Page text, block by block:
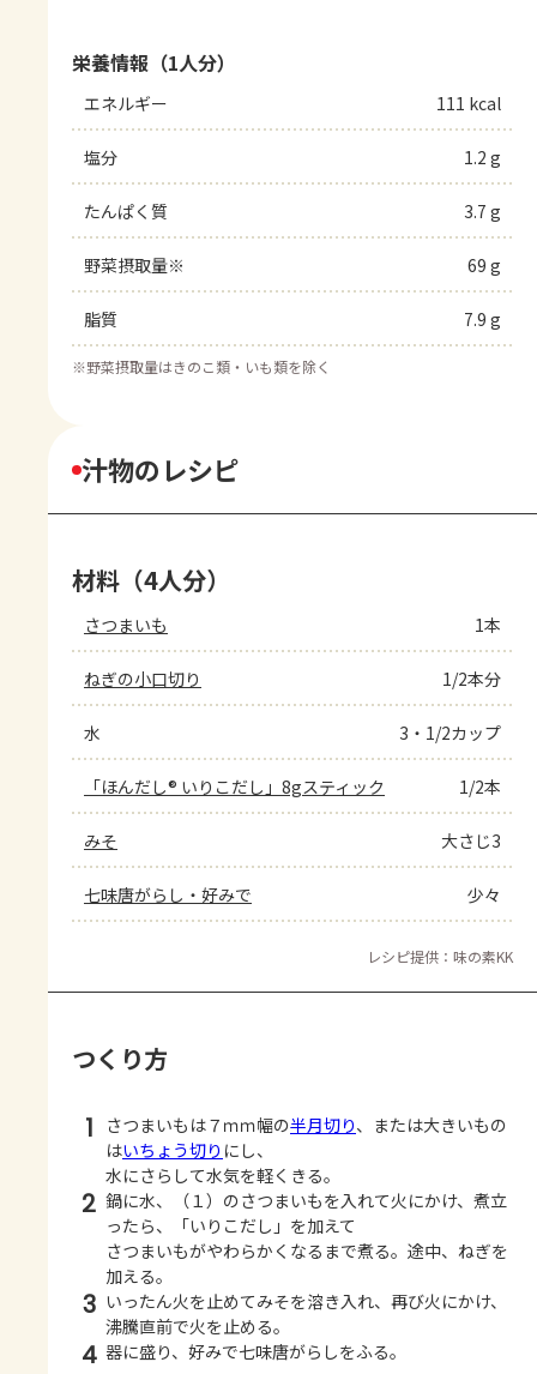
栄養情報（1人分）
エネルギー 111 kcal
塩分 1.2 g
たんぱく質 3.7 g
野菜摂取量※ 69 g
脂質 7.9 g
※野菜摂取量はきのこ類・いも類を除く
汁物のレシピ
材料（4人分）
さつまいも 1本
ねぎの小口切り 1/2本分
水 3・1/2カップ
「ほんだし® いりこだし」8gスティック 1/2本
みそ 大さじ3
七味唐がらし・好みで 少々
レシピ提供：味の素KK
つくり方
1 さつまいもは７ｍｍ幅の半月切り、または大きいもの
はいちょう切り にし、
水にさらして水気を軽くきる。
2 鍋に水、（１）のさつまいもを入れて火にかけ、煮立
ったら、「いりこだし」を加えて
さつまいもがやわらかくなるまで煮る。途中、ねぎを
加える。
3 いったん火を止めてみそを溶き入れ、再び火にかけ、
沸騰直前で火を止める。
4 器に盛り、好みで七味唐がらしをふる。